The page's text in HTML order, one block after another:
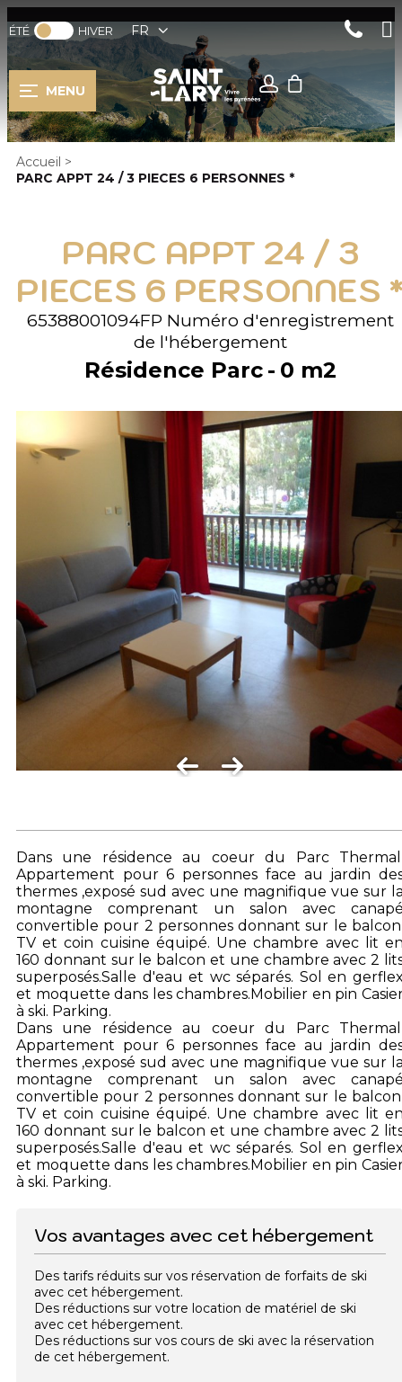
ÉTÉ HIVER FR
MENU
Accueil >
PARC APPT 24 / 3 PIECES 6 PERSONNES *
PARC APPT 24 / 3
PIECES 6 PERSONNES
65388001094FP Numéro d'enregistrement
de l'hébergement
Résidence Parc 0 m2
Dans une résidence au coeur du Parc
Appartement pour 6 personnes face au jardin
thermes ,exposé sud avec une magnifique vue sur
montagne comprenant un salon avec
convertible pour 2 personnes donnant sur le
TV et coin cuisine équipé. Une chambre avec lit
160 donnant sur le balcon et une chambre avec 2
superposés.Salle d'eau et wc séparés. Sol en
et moquette dans les chambres.Mobilier en pin
à ski. Parking.
Dans une résidence au coeur du Parc
Appartement pour 6 personnes face au jardin
thermes ,exposé sud avec une magnifique vue sur
montagne comprenant un salon avec
convertible pour 2 personnes donnant sur le
TV et coin cuisine équipé. Une chambre avec lit
160 donnant sur le balcon et une chambre avec 2
superposés.Salle d'eau et wc séparés. Sol en
et moquette dans les chambres.Mobilier en pin
à ski. Parking.
Vos avantages avec cet hébergement
Des tarifs réduits sur vos réservation de forfaits de ski
avec cet hébergement.
Des réductions sur votre location de matériel de ski
avec cet hébergement.
Des réductions sur vos cours de ski avec la réservation
de cet hébergement.